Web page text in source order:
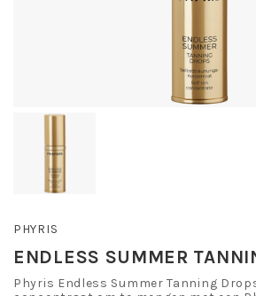
PHYRIS
ENDLESS SUMMER
Phyris Endless Summer Tanning